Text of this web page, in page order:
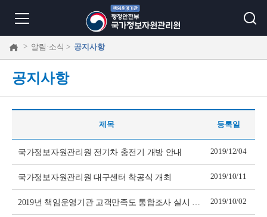
> 알림·소식 > 공지사항
공지사항
제목 등록일
국가정보자원관리원 전기차 충전기 개방 안내 2019/12/04
국가정보자원관리원 대구센터 착공식 개최 2019/10/11
2019년 책임운영기관 고객만족도 통합조사 실시 공고 2019/10/02